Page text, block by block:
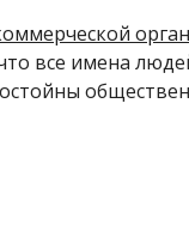
все имена